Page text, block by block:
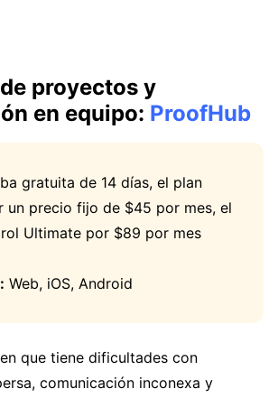
proyectos y
en equipo: ProofHub
gratuita de 14 días, el plan
un precio fijo de $45 por mes, el
Ultimate por $89 por mes
Web, iOS, Android
que tiene dificultades con
comunicación inconexa y